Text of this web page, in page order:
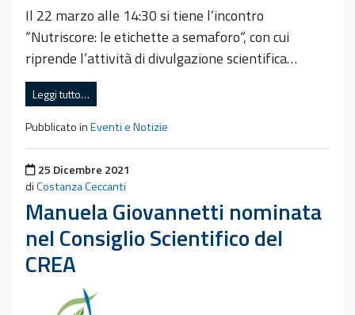
Il 22 marzo alle 14:30 si tiene l’incontro
“Nutriscore: le etichette a semaforo“, con cui
riprende l’attività di divulgazione scientifica…
Leggi tutto…
Pubblicato inEventi e Notizie
Pubblicato il
25 Dicembre 2021
diCostanza Ceccanti
Manuela Giovannetti nominata
nel Consiglio Scientifico del
CREA